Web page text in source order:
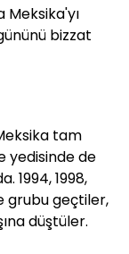
Meksika'yı
bizzat
tam
yedisinde de
1994, 1998,
grubu geçtiler,
düştüler.